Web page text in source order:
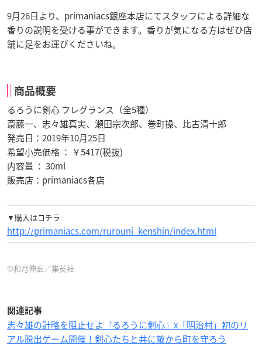
9月26日より、primaniacs銀座本店にてスタッフによる詳細な
香りの説明を受ける事ができます。香りが気になる方はぜひ店
舗に足をお運びくださいね。
商品概要
るろうに剣心 フレグランス（全5種）
斎藤一、志々雄真実、瀬田宗次郎、巻町操、比古清十郎
発売日：2019年10月25日
希望小売価格 ： ￥5417(税抜)
内容量 ： 30ml
販売店：primaniacs各店
▼購入はコチラ
http://primaniacs.com/rurouni_kenshin/index.html
©和月伸宏／集英社
関連記事
志々雄の計略を阻止せよ『るろうに剣心』x「明治村」初のリ
アル脱出ゲーム開催！剣心たちと共に敵から町を守ろう